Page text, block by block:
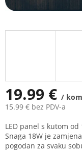
19.99 € / kom
15.99 € bez PDV-a
price:
LED panel s kutom
Snaga 18W je
pogodan za svaku